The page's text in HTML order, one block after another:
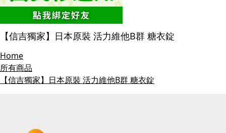
【信吉獨家】日本原裝 活力維他B群 糖衣錠
Home
所有商品
【信吉獨家】日本原裝 活力維他B群 糖衣錠